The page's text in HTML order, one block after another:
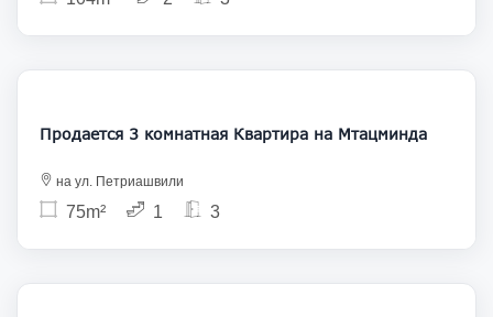
250 000
Продается 3 комнатная Квартира на Мтацминда
на ул. Петриашвили
75m² 1 3
305 000